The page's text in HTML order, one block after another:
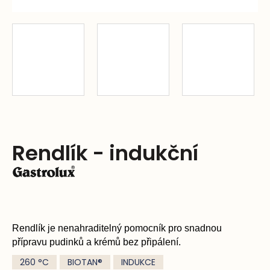
Rendlík - indukční
Rendlík je nenahraditelný pomocník pro snadnou
přípravu pudinků a krémů bez připálení.
260 °C BIOTAN® INDUKCE
j
p
o
r